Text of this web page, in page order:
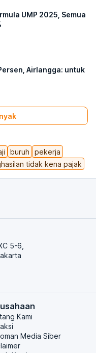
buruh
pekerja
tidak kena pajak
UMP 2025, Semua
Airlangga: untuk
5-6,
Kami
Media Siber